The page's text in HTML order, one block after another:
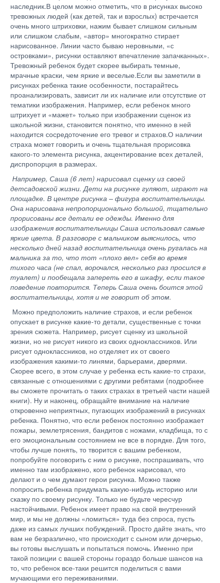
наследник.В целом можно отметить, что в рисунках высоко
тревожных людей (как детей, так и взрослых) встречается
очень много штриховки, нажим бывает слишком сильным
или слишком слабым, «автор» многократно стирает
нарисованное. Линии часто бываю неровными, «с
островками», рисунки оставляют впечатление запачканных».
Тревожный ребенок будет скорее выбирать темные,
мрачные краски, чем яркие и веселые.Если вы заметили в
рисунках ребенка такие особенности, постарайтесь
проанализировать, зависит ли их наличие или отсутствие от
тематики изображения. Например, если ребенок много
штрихует и «мажет» только при изображении сценок из
школьной жизни, становится понятно, что именно в ней
находится сосредоточение его тревог и страхов.О наличии
страха может говорить и очень тщательная прорисовка
какого-то элемента рисунка, акцентирование всех деталей,
диспропорция в размерах.
Например, Саша (6 лет) нарисовал сценку из своей
детсадовской жизни. Дети на рисунке гуляют, играют на
площадке. В центре рисунка – фигура воспитательницы.
Она нарисована непропорционально большой, тщательно
прорисованы все детали ее одежды. Именно для
изображения воспитательницы Саша использовал самые
яркие цвета. В разговоре с мальчиком выяснилось, что
несколько дней назад воспитательница очень ругалась на
мальчика за то, что тот «плохо вел» себя во время
тихого часа (не спал, ворочался, несколько раз просился в
туалет) и пообещала запереть его в шкафу, если такое
поведение повторится. Теперь Саша очень боится этой
воспитательницы, хотя и не говорит об этом.
Можно предположить наличие страхов, и если ребенок
опускает в рисунке какие-то детали, существенные с точки
зрения сюжета. Например, рисует сценку из школьной
жизни, но не рисует никого из своих одноклассников. Или
рисует одноклассников, но отделяет их от своего
изображения какими-то линями, барьерами, дверями.
Скорее всего, в этом случае у ребенка есть какие-то страхи,
связанные с отношениями с другими ребятами (подробнее
вы сможете прочитать о таких страхах в третьей части нашей
книги). Ну и наконец, обращайте внимание на наличие
откровенно неприятных, пугающих изображений в рисунках
ребенка. Понятно, что если ребенок постоянно изображает
пожары, землетрясения, бандитов с ножами, кладбища, то с
его эмоциональным состоянием не все в порядке. Для того,
чтобы лучше понять, то творится с вашим ребенком,
попробуйте поговорить с ним о рисунке, поспрашивать, что
именно там изображено, кого ребенок нарисовал, что
делают и о чем думают герои рисунка. Можно также
попросить ребенка придумать какую-нибудь историю или
сказку по своему рисунку. Только не будьте чересчур
настойчивыми. Ребенок имеет право на свой внутренний
мир, и мы не должны «ломиться» туда без спроса, пусть
даже из самых лучших побуждений. Просто дайте знать, что
вам не безразлично, что происходит с сыном или дочерью,
вы готовы выслушать и попытаться помочь. Именно при
такой позиции с вашей стороны гораздо больше шансов на
то, что ребенок все-таки решится поделиться с вами
мучающими его переживаниями.